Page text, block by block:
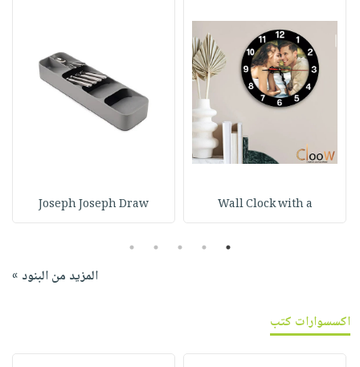
Wall Clock with a
Joseph Joseph Draw
1
2
3
4
5
المزيد من البنود »
اكسسوارات كتب